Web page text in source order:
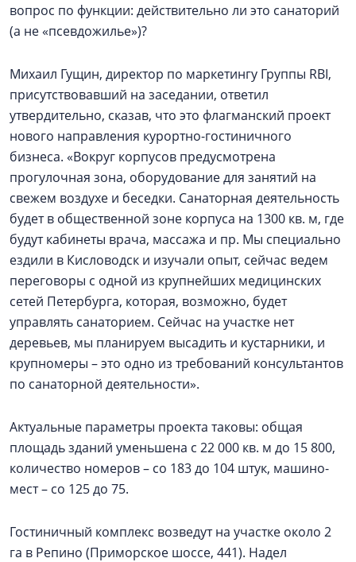
вопрос по функции: действительно ли это санаторий
(а не «псевдожилье»)?
Михаил Гущин, директор по маркетингу Группы RBI,
присутствовавший на заседании, ответил
утвердительно, сказав, что это флагманский проект
нового направления курортно-гостиничного
бизнеса. «Вокруг корпусов предусмотрена
прогулочная зона, оборудование для занятий на
свежем воздухе и беседки. Санаторная деятельность
будет в общественной зоне корпуса на 1300 кв. м, где
будут кабинеты врача, массажа и пр. Мы специально
ездили в Кисловодск и изучали опыт, сейчас ведем
переговоры с одной из крупнейших медицинских
сетей Петербурга, которая, возможно, будет
управлять санаторием. Сейчас на участке нет
деревьев, мы планируем высадить и кустарники, и
крупномеры – это одно из требований консультантов
по санаторной деятельности».
Актуальные параметры проекта таковы: общая
площадь зданий уменьшена с 22 000 кв. м до 15 800,
количество номеров – со 183 до 104 штук, машино-
мест – со 125 до 75.
Гостиничный комплекс возведут на участке около 2
га в Репино (Приморское шоссе, 441). Надел